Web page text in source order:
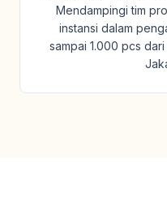
Mendampingi tim
instansi dalam
sampai 1.000 pcs